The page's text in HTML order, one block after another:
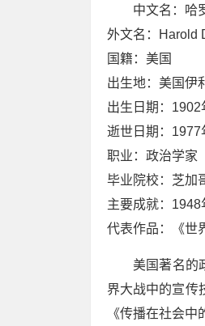
中文名：哈
外文名：Harold
国籍：美国
出生地：美国伊
出生日期：1902
逝世日期：1977
职业：政治学家
毕业院校：芝加
主要成就：
代表作品：《世
美国著名的
界大战中的宣传
《传播在社会